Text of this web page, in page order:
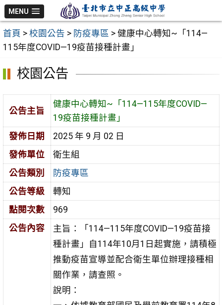
跳
至
主
要
MENU
首頁 > 校園公告 > 防疫專區 > 健康中心轉知~「114—
115年度COVID—19疫苗接種計畫」
校園公告
公告主旨
健康中心轉知~「114—115年度COVID—
19疫苗接種計畫」
發佈日期
2025 年 9 月 02 日
發佈單位
衛生組
公告類別
防疫專區
公告等級
轉知
點閱次數
969
公告內容
主旨：「114—115年度COVID—19疫苗接
種計畫」自114年10月1日起實施，請積極
推動疫苗宣導並配合衛生單位辦理接種相
關作業，請查照。
說明：